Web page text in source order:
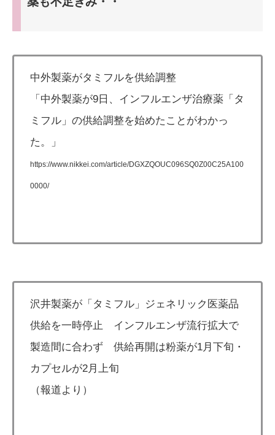
中外製薬がタミフルを供給調整
「中外製薬が9日、インフルエンザ治療薬「タ
ミフル」の供給調整を始めたことがわかっ
た。」
https://www.nikkei.com/article/DGXZQOUC096SQ0Z00C25A100
0000/
沢井製薬が「タミフル」ジェネリック医薬品
供給を一時停止 インフルエンザ流行拡大で
製造間に合わず 供給再開は粉薬が1月下旬・
カプセルが2月上旬
（報道より）